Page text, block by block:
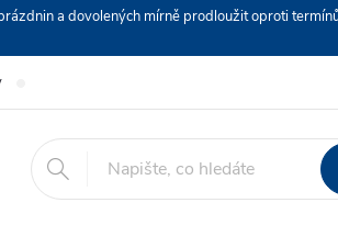
a dovolených mírně prodloužit oproti